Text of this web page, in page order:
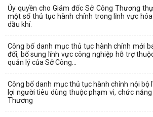
Ủy quyền cho Giám đốc Sở Công Thương
một số thủ tục hành chính trong lĩnh vực
dầu khí.
Công bố danh mục thủ tục hành chính mới
đổi, bổ sung lĩnh vực công nghiệp hỗ trợ
quản lý của Sở Công...
Công bố danh mục thủ tục hành chính nội bộ
lợi người tiêu dùng thuộc phạm vi, chức
Thương